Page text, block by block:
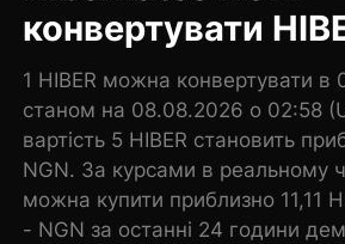
конвертувати
1 HIBER можна конвертувати в
станом на 08.08.2026 о 02:58
вартість 5 HIBER становить
NGN. За курсами в реальному
можна купити приблизно 11,11
- NGN за останні 24 години